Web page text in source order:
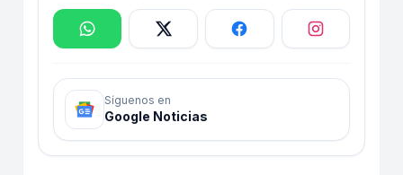
Síguenos en
Google Noticias